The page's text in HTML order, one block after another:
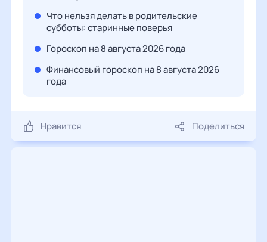
Что нельзя делать в родительские
субботы: старинные поверья
Гороскоп на 8 августа 2026 года
Финансовый гороскоп на 8 августа 2026
года
Нравится Поделиться